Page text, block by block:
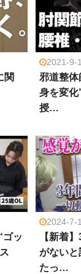
関
2021-9-
邪道整体
身を変化
授…
ゴッ
2024-7-
【新着
がないと
たっ…